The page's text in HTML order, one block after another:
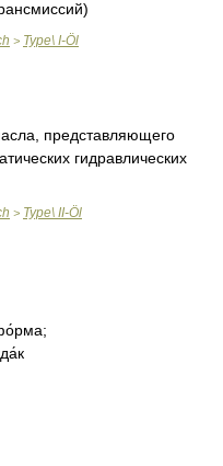
> Type\ I-Öl
представляющего
гидравлических
> Type\ II-Öl